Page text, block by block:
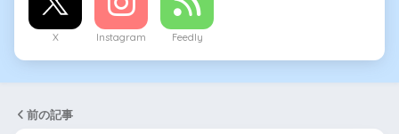
X Instagram Feedly
前の記事